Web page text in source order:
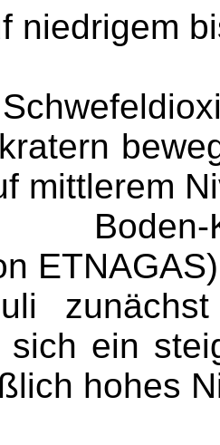
niedrigem
mittlerem
sich ein
hohes